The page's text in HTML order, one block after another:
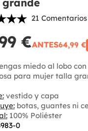
21 Comentarios
€ANTES64,99 €
miedo al lobo
para mujer talla
vestido y capa
botas, guantes ni
100% Poliéster
0